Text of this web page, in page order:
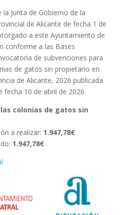
Junta de Gobierno de la
de Alicante de fecha 1 de
a este Ayuntamiento de
conforme a las Bases
de subvenciones para
de gatos sin propietario en
de Alicante, 2026 publicada
fecha 10 de abril de 2026.
colonias de gatos sin
a realizar: 1.947,78€
1.947,78€